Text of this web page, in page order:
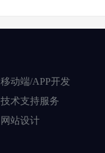
移动端/APP开发
技术支持服务
网站设计